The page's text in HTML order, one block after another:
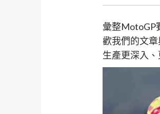
彙整MotoGP
歡我們的文
生產更深入、